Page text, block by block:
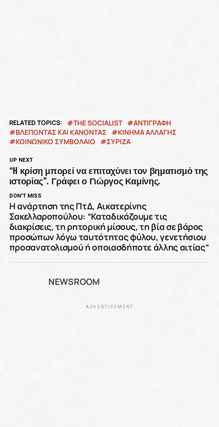
RELATED TOPICS: THE SOCIALIST
ΑΝΤΙΓΡΑΦΗ
ΒΛΕΠΟΝΤΑΣ ΚΑΙ ΚΑΝΟΝΤΑΣ
ΚΙΝΗΜΑ ΑΛΛΑΓΗΣ
ΚΟΙΝΩΝΙΚΌ ΣΥΜΒΌΛΑΙΟ
ΣΥΡΙΖΑ
UP NEXT
“H κρίση μπορεί να επιταχύνει τον βηματισμό της
ιστορίας”. Γράφει ο Γιώργος Καμίνης.
DON'T MISS
Η ανάρτηση της ΠτΔ, Αικατερίνης
Σακελλαροπούλου: “Καταδικάζουμε τις
διακρίσεις, τη ρητορική μίσους, τη βία σε βάρος
προσώπων λόγω ταυτότητας φύλου, γενετήσιου
προσανατολισμού ή οποιασδήποτε άλλης αιτίας”
NEWSROOM
ADVERTISEMENT